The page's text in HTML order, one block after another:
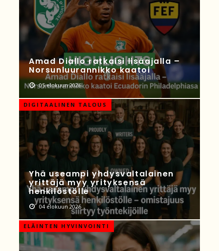
Amad Diallo ratkaisi lisäajalla –
Norsunluurannikko kaatoi
05 elokuun 2026
DIGITAALINEN TALOUS
Yhä useampi yhdysvaltalainen
yrittäjä myy yrityksensä
henkilöstölle
04 elokuun 2026
ELÄINTEN HYVINVOINTI